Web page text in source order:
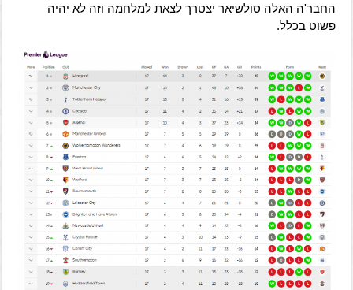
החבר'ה האלה סולשיאר יצטרך לצאת למלחמה וזה לא יהיה
פשוט בכלל.